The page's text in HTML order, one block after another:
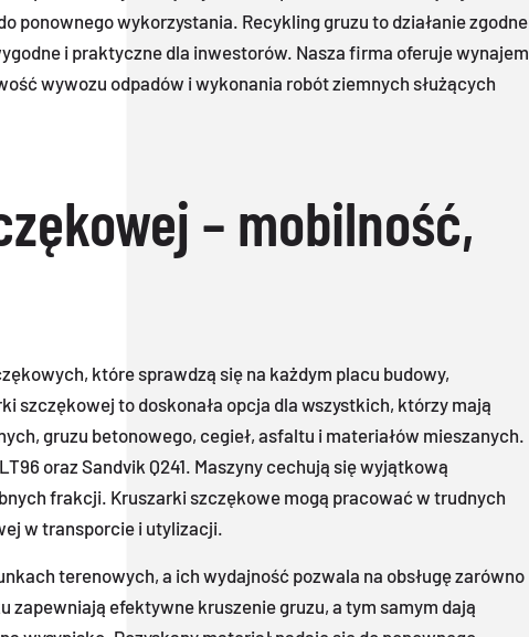
ponownego wykorzystania. Recykling gruzu to działanie zgodne
i praktyczne dla inwestorów. Nasza firma oferuje wynajem
wywozu odpadów i wykonania robót ziemnych służących
– mobilność,
które sprawdzą się na każdym placu budowy,
szczękowej to doskonała opcja dla wszystkich, którzy mają
gruzu betonowego, cegieł, asfaltu i materiałów mieszanych.
oraz Sandvik Q241. Maszyny cechują się wyjątkową
frakcji. Kruszarki szczękowe mogą pracować w trudnych
w transporcie i utylizacji.
terenowych, a ich wydajność pozwala na obsługę zarówno
zapewniają efektywne kruszenie gruzu, a tym samym dają